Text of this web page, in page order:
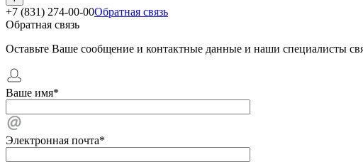
+7 (831) 274-00-00Обратная связь
Обратная связь
Оставьте Ваше сообщение и контактные данные и наши специалисты
Ваше имя*
Электронная почта*